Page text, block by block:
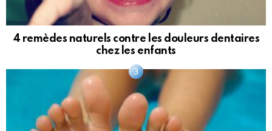
4 remèdes naturels contre les douleurs dentaires
chez les enfants